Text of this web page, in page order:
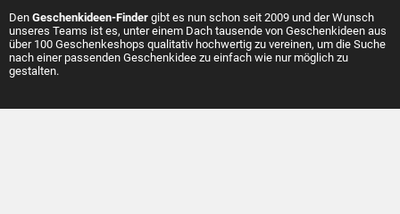
Den Geschenkideen-Finder gibt es nun schon seit 2009 und der Wunsch
unseres Teams ist es, unter einem Dach tausende von Geschenkideen aus
über 100 Geschenkeshops qualitativ hochwertig zu vereinen, um die Suche
nach einer passenden Geschenkidee zu einfach wie nur möglich zu
gestalten.